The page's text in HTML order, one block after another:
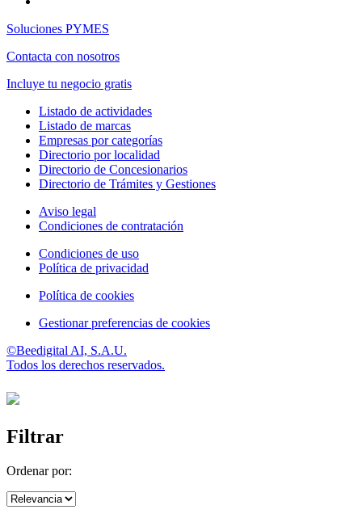
Soluciones PYMES
Contacta con nosotros
Incluye tu negocio gratis
Listado de actividades
Listado de marcas
Empresas por categorías
Directorio por localidad
Directorio de Concesionarios
Directorio de Trámites y Gestiones
Aviso legal
Condiciones de contratación
Condiciones de uso
Política de privacidad
Política de cookies
Gestionar preferencias de cookies
©Beedigital AI, S.A.U.
Todos los derechos reservados.
Filtrar
Ordenar por: